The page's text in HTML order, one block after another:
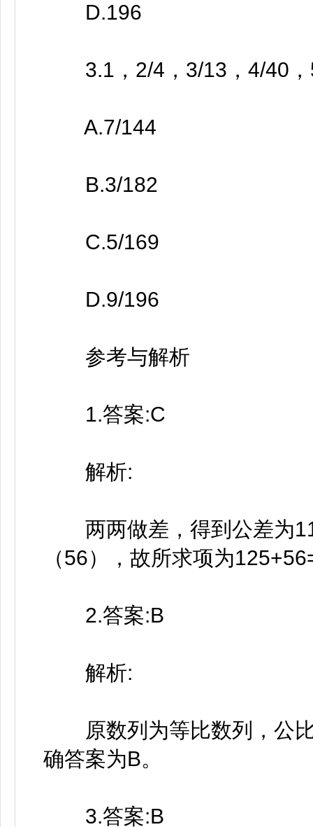
D.196
3.1，2/4，3/13，4/40，
A.7/144
B.3/182
C.5/169
D.9/196
参考与解析
1.答案:C
解析:
两两做差，得到公差为11
（56），故所求项为
2.答案:B
解析:
原数列为等比数列，公比
确答案为B。
3.答案:B